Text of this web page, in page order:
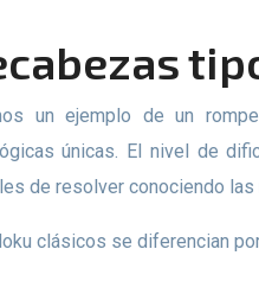
únicas. El nivel de
de resolver conociendo
clásicos se diferencian